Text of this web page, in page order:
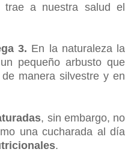
trae a nuestra salud el
3. En la naturaleza la
pequeño arbusto que
manera silvestre y en
, sin embargo, no
una cucharada al día
.